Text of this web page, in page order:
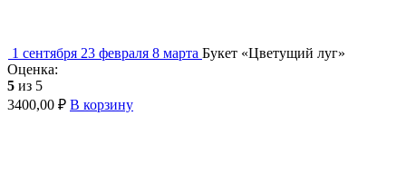
1 сентября 23 февраля 8 марта Букет «Цветущий луг»
Оценка:
5 из 5
3400,00 ₽ В корзину